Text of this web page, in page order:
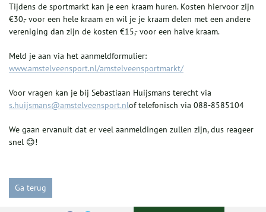
Tijdens de sportmarkt kan je een kraam huren. Kosten hiervoor zijn
€30,- voor een hele kraam en wil je je kraam delen met een andere
vereniging dan zijn de kosten €15,- voor een halve kraam.
Meld je aan via het aanmeldformulier:
www.amstelveensport.nl/amstelveensportmarkt/
Voor vragen kan je bij Sebastiaan Huijsmans terecht via
s.huijsmans@amstelveensport.nlof telefonisch via 088-8585104
We gaan ervanuit dat er veel aanmeldingen zullen zijn, dus reageer
snel 😊!
Ga terug